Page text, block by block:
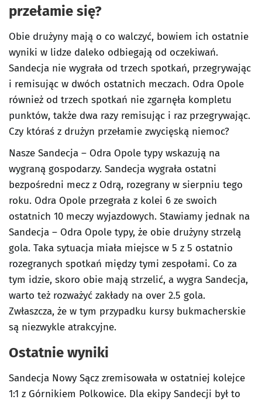
przełamie się?
Obie drużyny mają o co walczyć, bowiem ich ostatnie
wyniki w lidze daleko odbiegają od oczekiwań.
Sandecja nie wygrała od trzech spotkań, przegrywając
i remisując w dwóch ostatnich meczach. Odra Opole
również od trzech spotkań nie zgarnęła kompletu
punktów, także dwa razy remisując i raz przegrywając.
Czy któraś z drużyn przełamie zwycięską niemoc?
Nasze Sandecja – Odra Opole typy wskazują na
wygraną gospodarzy. Sandecja wygrała ostatni
bezpośredni mecz z Odrą, rozegrany w sierpniu tego
roku. Odra Opole przegrała z kolei 6 ze swoich
ostatnich 10 meczy wyjazdowych. Stawiamy jednak na
Sandecja – Odra Opole typy, że obie drużyny strzelą
gola. Taka sytuacja miała miejsce w 5 z 5 ostatnio
rozegranych spotkań między tymi zespołami. Co za
tym idzie, skoro obie mają strzelić, a wygra Sandecja,
warto też rozważyć zakłady na over 2.5 gola.
Zwłaszcza, że w tym przypadku kursy bukmacherskie
są niezwykle atrakcyjne.
Ostatnie wyniki
Sandecja Nowy Sącz zremisowała w ostatniej kolejce
1:1 z Górnikiem Polkowice. Dla ekipy Sandecji był to